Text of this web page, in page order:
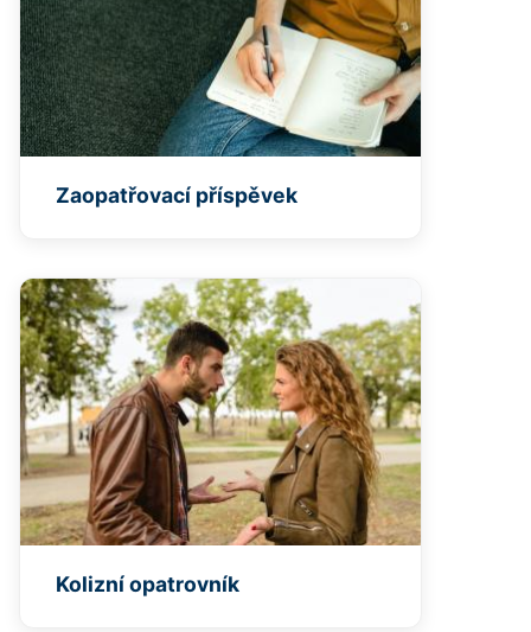
Zaopatřovací příspěvek
Kolizní opatrovník